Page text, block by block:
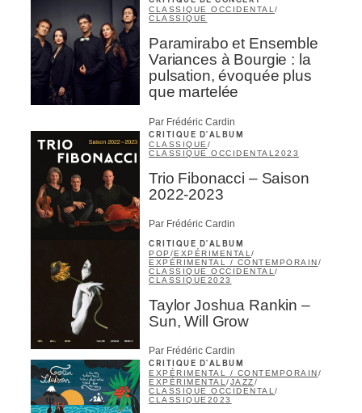
CLASSIQUE OCCIDENTAL /
CLASSIQUE
Paramirabo et Ensemble
Variances à Bourgie : la
pulsation, évoquée plus
que martelée
Par Frédéric Cardin
CRITIQUE D'ALBUM
CLASSIQUE /
CLASSIQUE OCCIDENTAL 2023
Trio Fibonacci – Saison
2022-2023
Par Frédéric Cardin
CRITIQUE D'ALBUM
POP /EXPÉRIMENTAL /
EXPÉRIMENTAL / CONTEMPORAIN/
CLASSIQUE OCCIDENTAL /
CLASSIQUE 2023
Taylor Joshua Rankin –
Sun, Will Grow
Par Frédéric Cardin
CRITIQUE D'ALBUM
EXPÉRIMENTAL / CONTEMPORAIN/
EXPÉRIMENTAL /JAZZ/
CLASSIQUE OCCIDENTAL /
CLASSIQUE 2023